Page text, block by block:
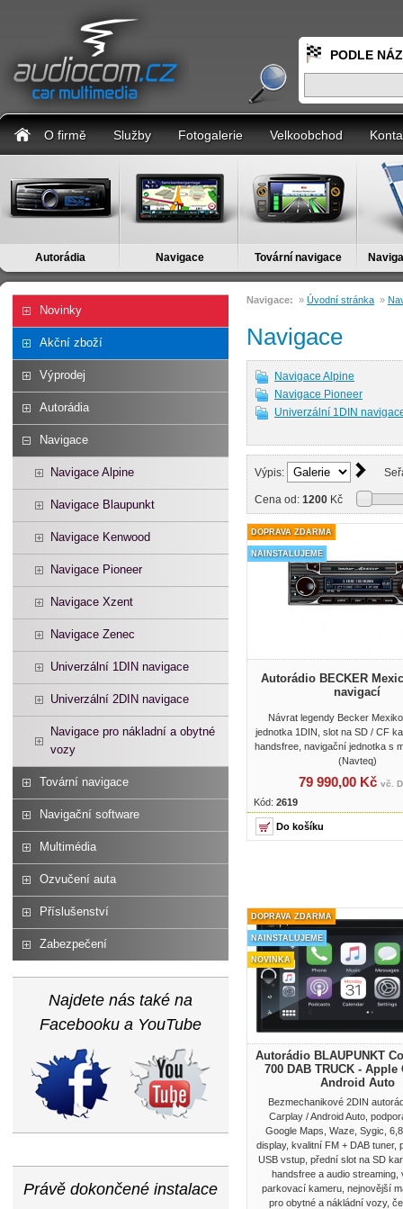
PODLE
O firmě Služby Fotogalerie Velkoobchod
Autorádia Navigace Tovární navigace
Novinky
Akční zboží
Výprodej
Autorádia
Navigace
Navigace Alpine
Navigace Blaupunkt
Navigace Kenwood
Navigace Pioneer
Navigace Xzent
Navigace Zenec
Univerzální 1DIN navigace
Univerzální 2DIN navigace
Navigace pro nákladní a obytné
vozy
Tovární navigace
Navigační software
Multimédia
Ozvučení auta
Příslušenství
Zabezpečení
Najdete nás také na
Facebooku a YouTube
Právě dokončené instalace
Navigace: » Úvodní stránka »
Navigace
Navigace Alpine
Navigace Pioneer
Univerzální 1DIN
Výpis:
Cena od: 1200 Kč
DOPRAVA ZDARMA
NAINSTALUJEME
Autorádio BECKER
navigací
Návrat legendy Becker
jednotka 1DIN, slot na SD / CF
handsfree, navigační jednotka s
(Navteq)
79 990,00 Kč vč.
Kód: 2619
DOPRAVA ZDARMA
NAINSTALUJEME
NOVINKA
Autorádio BLAUPUNKT
700 DAB TRUCK - Apple
Android Auto
Bezmechanikové 2DIN
Carplay / Android Auto,
Google Maps, Waze, Sygic,
display, kvalitní FM + DAB tuner,
USB vstup, přední slot na SD
handsfree a audio streaming,
parkovací kameru, nejnovější
pro obytné a nákládní vozy,